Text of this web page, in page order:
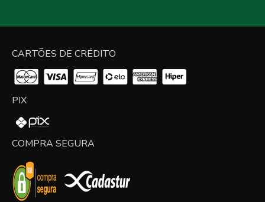
CARTÕES DE CRÉDITO
PIX
COMPRA SEGURA